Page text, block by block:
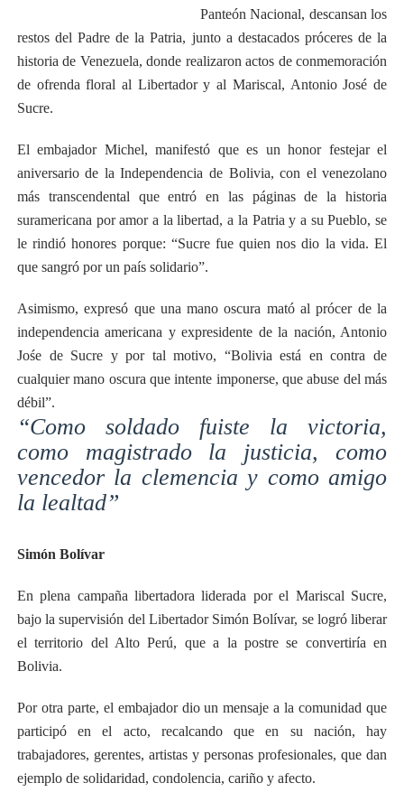
Panteón Nacional, descansan los
restos del Padre de la Patria, junto a destacados próceres de la
historia de Venezuela, donde realizaron actos de conmemoración
de ofrenda floral al Libertador y al Mariscal, Antonio José de
Sucre.
El embajador Michel, manifestó que es un honor festejar el
aniversario de la Independencia de Bolivia, con el venezolano
más transcendental que entró en las páginas de la historia
suramericana por amor a la libertad, a la Patria y a su Pueblo, se
le rindió honores porque: “Sucre fue quien nos dio la vida. El
que sangró por un país solidario”.
Asimismo, expresó que una mano oscura mató al prócer de la
independencia americana y expresidente de la nación, Antonio
Jośe de Sucre y por tal motivo, “Bolivia está en contra de
cualquier mano oscura que intente imponerse, que abuse del más
débil”.
“Como soldado fuiste la victoria,
como magistrado la justicia, como
vencedor la clemencia y como amigo
la lealtad”
Simón Bolívar
En plena campaña libertadora liderada por el Mariscal Sucre,
bajo la supervisión del Libertador Simón Bolívar, se logró liberar
el territorio del Alto Perú, que a la postre se convertiría en
Bolivia.
Por otra parte, el embajador dio un mensaje a la comunidad que
participó en el acto, recalcando que en su nación, hay
trabajadores, gerentes, artistas y personas profesionales, que dan
ejemplo de solidaridad, condolencia, cariño y afecto.